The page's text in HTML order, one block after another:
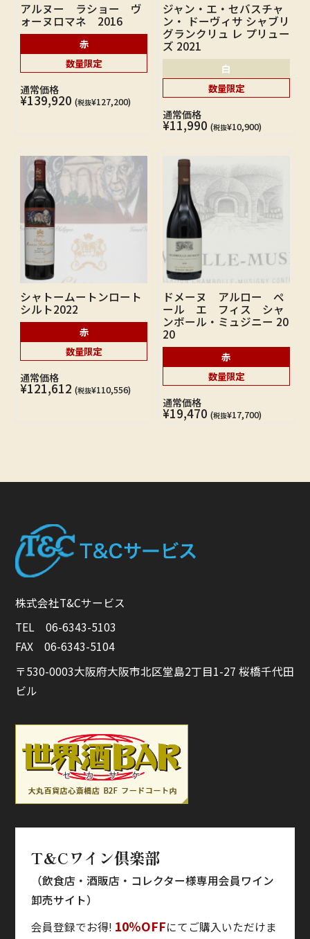
アルヌー ラショー ヴ
ォーヌロマネ 2016
赤
数量限定
通常価格
¥139,920 (税抜¥127,200)
ジャン・エ・セバスチャ
ン・ ドーヴィサ シャブリ
グランクリュ レ プリュー
ズ 2021
白
数量限定
通常価格
¥11,990 (税抜¥10,900)
シャトームートンロート
シルト2022
赤
数量限定
通常価格
¥121,612 (税抜¥110,556)
ドメーヌ アルロー ペ
ール エ フィス シャ
ンボール・ミュジニー 20
20
赤
数量限定
通常価格
¥19,470 (税抜¥17,700)
株式会社T&Cサービス
TEL 06-6343-5103
FAX 06-6343-5104
〒530-0003大阪府大阪市北区堂島2丁目1-27 桜橋千代田
ビル
T&Cワイン倶楽部
（飲食店・酒販店・コレクター様専用会員ワイン
卸売サイト）
会員登録でお得! 10％OFFにてご購入いただけま